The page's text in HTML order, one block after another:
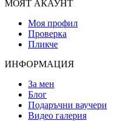
МОЯТ АКАУНТ
Моя профил
Проверка
Пликче
ИНФОРМАЦИЯ
За мен
Блог
Подаръчни ваучери
Видео галерия